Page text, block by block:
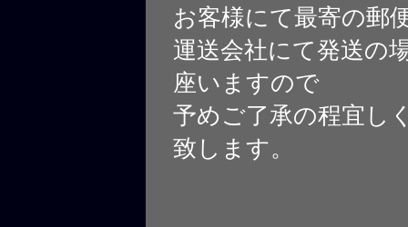
お客様にて最寄の郵
運送会社にて発送の
座いますので
予めご了承の程宜し
致します。